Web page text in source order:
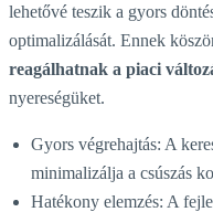
lehetővé teszik a gyors
optimalizálását. Ennek
reagálhatnak a piaci
nyereségüket.
Gyors végrehajtás: A
minimalizálja a csúszás
Hatékony elemzés: A